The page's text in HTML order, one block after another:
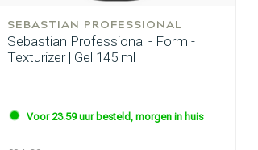
SEBASTIAN PROFESSIONAL
Sebastian Professional - Form -
Texturizer | Gel 145 ml
Voor 23.59 uur besteld, morgen in huis